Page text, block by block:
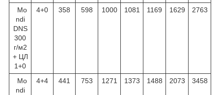
Mo
ndi
DNS
300
г/м2
+ ЦЛ
1+0
4+0 358 598 1000 1081 1169 1629 2763
Mo
ndi
4+4 441 753 1271 1373 1488 2073 3458